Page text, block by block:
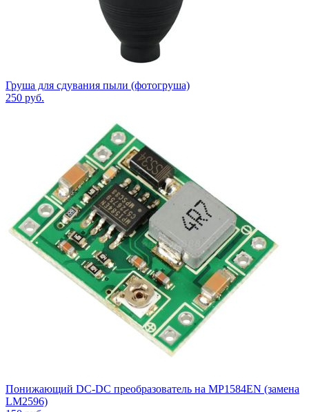
Груша для сдувания пыли (фотогруша)
250 руб.
Понижающий DC-DC преобразователь на MP1584EN (замена
LM2596)